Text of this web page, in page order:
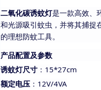
二氧化碳诱蚊灯是一款高效、
和光源吸引蚊虫，并将其捕捉
的理想防蚊工具。
产品配置及参数
诱蚊灯尺寸 ： 15*27cm
额定电压 ： 12V/4VA